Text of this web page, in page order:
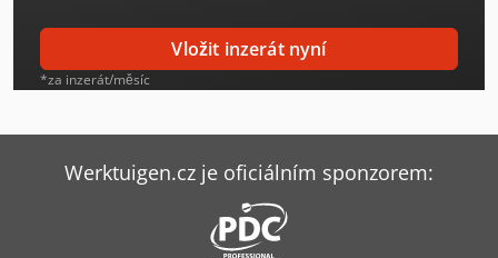
Hitachi Zx210-6
Hitachi Zx210Lc-6
Hitachi Zx300Lc-6
Vložit inzerát nyní
*za inzerát/měsíc
Werktuigen.cz je oficiálním sponzorem: